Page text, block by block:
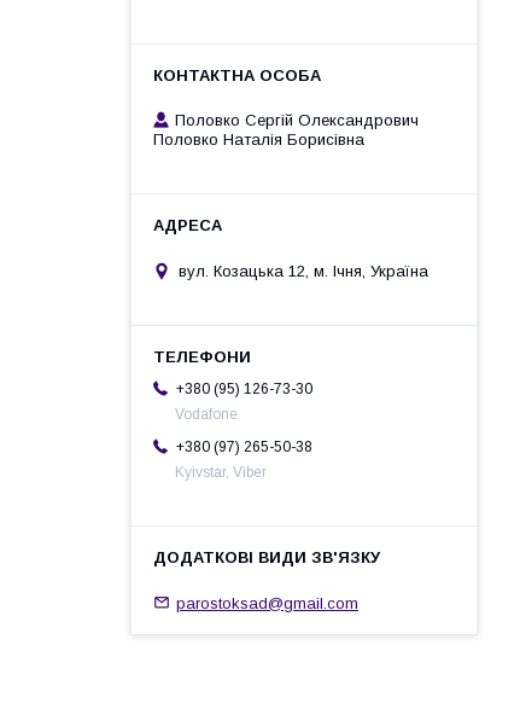
Половко Сергій Олександрович
Половко Наталія Борисівна
вул. Козацька 12, м. Ічня, Україна
+380 (95) 126-73-30
Vodafone
+380 (97) 265-50-38
Kyivstar, Viber
parostoksad@gmail.com